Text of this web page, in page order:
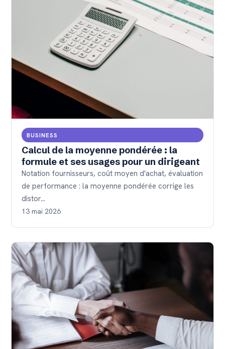
BUSINESS
Calcul de la moyenne pondérée : la
formule et ses usages pour un dirigeant
Notation fournisseurs, coût moyen d'achat, évaluation
de performance : la moyenne pondérée corrige les
distor…
13 mai 2026